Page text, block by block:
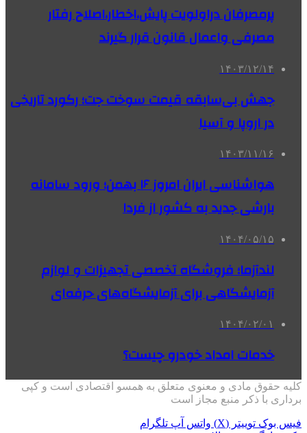
پرمصرفان دراولویت پایش،اخطار،اصلاح رفتار
مصرفی واعمال قانون قرار گیرند
۱۴۰۳/۱۲/۱۴
جهش بی‌سابقه قیمت سوخت جت؛ رکورد تاریخی
در اروپا و آسیا
۱۴۰۳/۱۱/۱۶
هواشناسی ایران امروز ۱۶ بهمن؛ ورود سامانه
بارشی جدید به کشور از فردا
۱۴۰۴/۰۵/۱۵
لندآزما؛ فروشگاه تخصصی تجهیزات و لوازم
آزمایشگاهی برای آزمایشگاه‌های حرفه‌ای
۱۴۰۴/۰۲/۰۱
خدمات امداد خودرو چیست؟
کلیه حقوق مادی و معنوی متعلق به همسو اقتصادی است و کپی
برداری با ذکر منبع مجاز است
فیس بوک توییتر (X) واتس آپ تلگرام